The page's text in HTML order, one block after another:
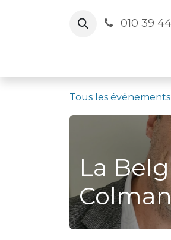
010 39
Tous les événements
La